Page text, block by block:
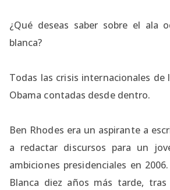
¿Qué deseas saber sobre el ala
blanca?
Todas las crisis internacionales de
Obama contadas desde dentro.
Ben Rhodes era un aspirante a
a redactar discursos para un
ambiciones presidenciales en
Blanca diez años más tarde,